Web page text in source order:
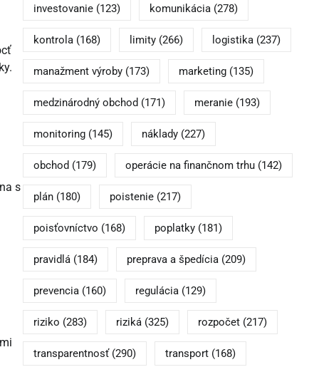
s
investovanie(123) komunikácia(278)
kontrola(168) limity(266) logistika(237)
manažment výroby(173) marketing(135)
medzinárodný obchod (171) meranie(193)
monitoring(145) náklady(227)
obchod (179) operácie na finančnom trhu(142)
plán(180) poistenie(217)
poisťovníctvo (168) poplatky(181)
pravidlá(184) preprava a špedícia(209)
prevencia(160) regulácia(129)
riziko (283) riziká(325) rozpočet(217)
transparentnosť(290) transport(168)